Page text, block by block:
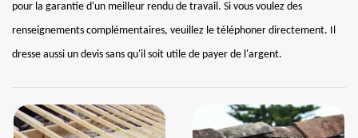
pour la garantie d'un meilleur rendu de travail. Si vous voulez des
renseignements complémentaires, veuillez le téléphoner directement. Il
dresse aussi un devis sans qu'il soit utile de payer de l'argent.